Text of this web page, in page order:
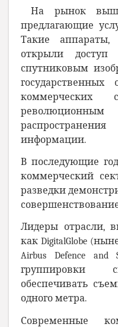
На рынок
предлагающие
Такие аппараты,
открыли доступ
спутниковым
коммерческих
информации.
В последующие
коммерческий
разведки
Лидеры отрасли,
как DigitalGlobe
Airbus Defence and
группировки
обеспечивать
одного метра.
Современные